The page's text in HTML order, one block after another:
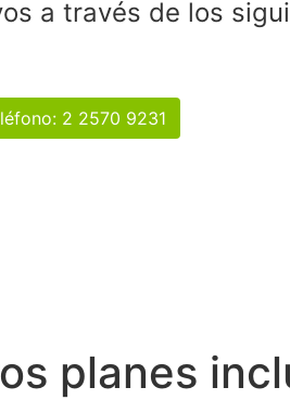
a través de los
2 2570 9231
planes